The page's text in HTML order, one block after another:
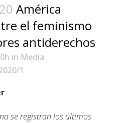
América
el feminismo
antiderechos
in Media
1
se registran los últimos